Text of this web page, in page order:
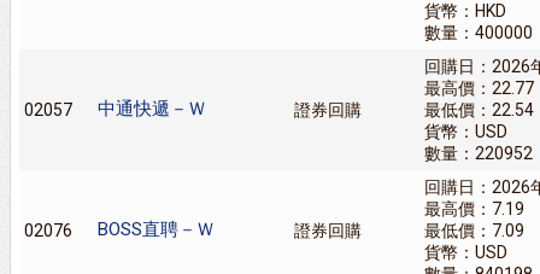
貨幣：HKD
數量：400000
02057 中通快遞－Ｗ 證券回購
回購日：2026
最高價：22.77
最低價：22.54
貨幣：USD
數量：220952
02076 BOSS直聘－Ｗ 證券回購
回購日：2026
最高價：7.19
最低價：7.09
貨幣：USD